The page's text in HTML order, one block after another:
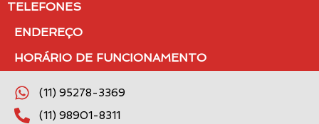
TELEFONES
ENDEREÇO
HORÁRIO DE FUNCIONAMENTO
(11) 95278-3369
(11) 98901-8311